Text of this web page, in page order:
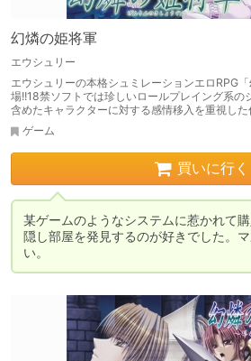
幻燐の姫将軍
エウシュリー
エウシュリーの本格シュミレーションエロRPG
場!!18禁ソフトでは珍しいロールプレイング系の
含めたキャラクターに対する感情移入を重視した
ゲーム
買いに行く
某ゲームのようなシステムに惹かれて購
隠し部屋を発見するのが好きでした。
い。